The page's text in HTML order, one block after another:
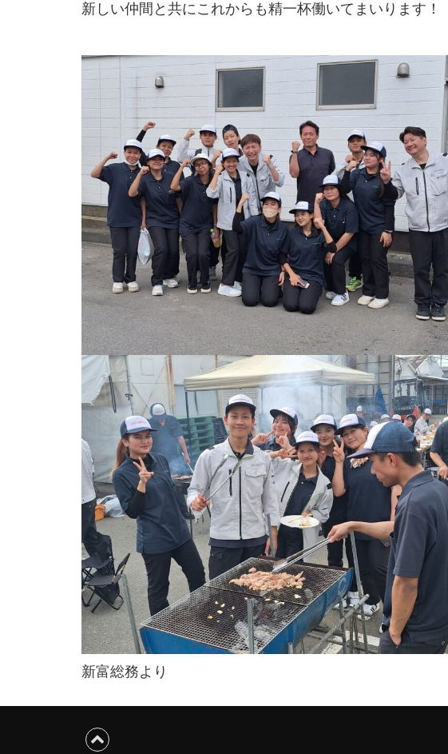
新しい仲間と共にこれからも精一杯働いてまいります！
新富総務より